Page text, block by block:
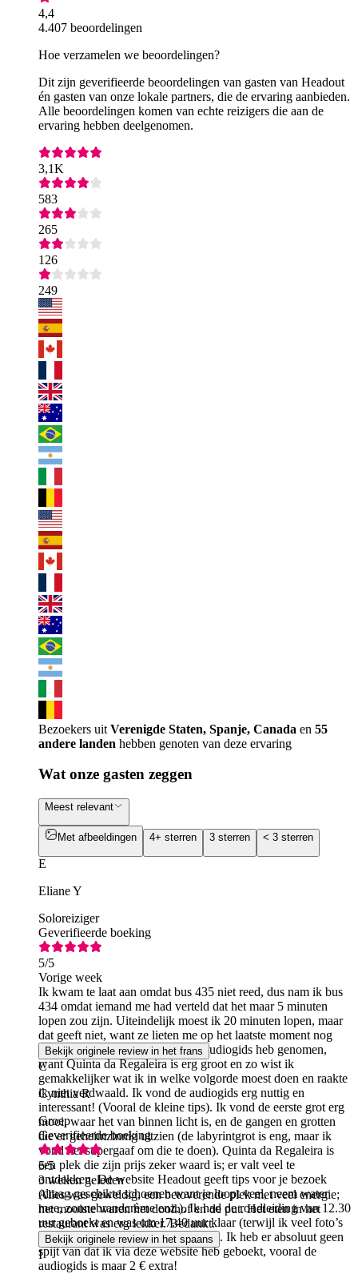
4,4
4.407 beoordelingen
Hoe verzamelen we beoordelingen?
Dit zijn geverifieerde beoordelingen van gasten van Headout
én gasten van onze lokale partners, die de ervaring aanbieden.
Alle beoordelingen komen van echte reizigers die aan de
ervaring hebben deelgenomen.
3,1K
583
265
126
249
Bezoekers uit Verenigde Staten, Spanje, Canada en 55
andere landen hebben genoten van deze ervaring
Wat onze gasten zeggen
Meest relevant
Met afbeeldingen 4+ sterren 3 sterren < 3 sterren
E
Eliane Y
Soloreiziger
Geverifieerde boeking
5/5
Vorige week
Ik kwam te laat aan omdat bus 435 niet reed, dus nam ik bus
434 omdat iemand me had verteld dat het maar 5 minuten
lopen zou zijn. Uiteindelijk moest ik 20 minuten lopen, maar
dat geeft niet, want ze lieten me op het laatste moment nog
binnen. Ik ben heel blij dat ik de audiogids heb genomen,
want Quinta da Regaleira is erg groot en zo wist ik
gemakkelijker wat ik in welke volgorde moest doen en raakte
ik niet verdwaald. Ik vond de audiogids erg nuttig en
interessant! (Vooral de kleine tips). Ik vond de eerste grot erg
mooi, waar het van binnen licht is, en de gangen en grotten
die er geheimzinnig uitzien (de labyrintgrot is eng, maar ik
vond het supergaaf om die te doen). Quinta da Regaleira is
een plek die zijn prijs zeker waard is; er valt veel te
ontdekken. De website Headout geeft tips voor je bezoek
(draag geschikte schoenen want je loopt veel, neem water
mee, zonnebrandcrème enz.). Ik had de rondleiding van 12.30
uur geboekt en was om 17.40 uur klaar (terwijl ik veel foto’s
nam en tussendoor even ging zitten). Ik heb er absoluut geen
spijt van dat ik via deze website heb geboekt, vooral de
audiogids is maar 2 € extra!
Bekijk originele review in het frans
C
Cynthia R
Groep
Geverifieerde boeking
5/5
3 weken geleden
Alles was geweldig, een betoverende plek met veel energie;
het mooiste waren het doolhof en de put. Het eten in het
restaurant was erg lekker. Bedankt.
Bekijk originele review in het spaans
I